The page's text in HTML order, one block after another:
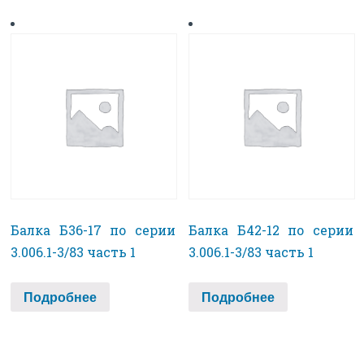
Балка Б36-17 по серии
3.006.1-3/83 часть 1
Подробнее
Балка Б42-12 по серии
3.006.1-3/83 часть 1
Подробнее